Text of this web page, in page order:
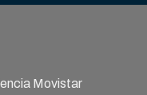
Movistar